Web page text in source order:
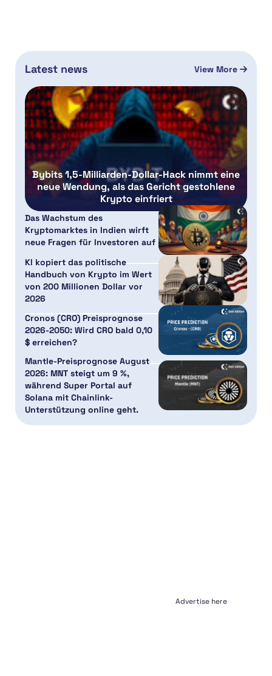
Latest news View More
Bybits 1,5-Milliarden-Dollar-Hack nimmt eine
neue Wendung, als das Gericht gestohlene
Krypto einfriert
Das Wachstum des
Kryptomarktes in Indien wirft
neue Fragen für Investoren auf
KI kopiert das politische
Handbuch von Krypto im Wert
von 200 Millionen Dollar vor
2026
Cronos (CRO) Preisprognose
2026-2050: Wird CRO bald 0,10
$ erreichen?
Mantle-Preisprognose August
2026: MNT steigt um 9 %,
während Super Portal auf
Solana mit Chainlink-
Unterstützung online geht.
Advertise here